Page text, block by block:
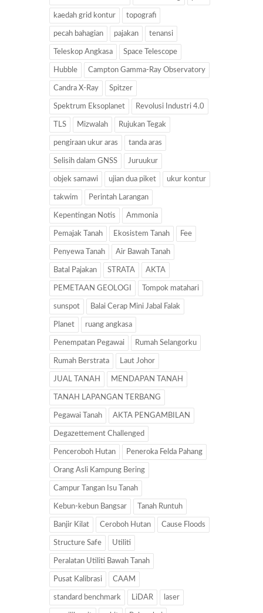
kaedah grid kontur topografi
pecah bahagian pajakan tenansi
Teleskop Angkasa Space Telescope
Hubble Campton Gamma-Ray Observatory
Candra X-Ray Spitzer
Spektrum Eksoplanet Revolusi Industri 4.0
TLS Mizwalah Rujukan Tegak
pengiraan ukur aras tanda aras
Selisih dalam GNSS Juruukur
objek samawi ujian dua piket ukur kontur
takwim Perintah Larangan
Kepentingan Notis Ammonia
Pemajak Tanah Ekosistem Tanah Fee
Penyewa Tanah Air Bawah Tanah
Batal Pajakan STRATA AKTA
PEMETAAN GEOLOGI Tompok matahari
sunspot Balai Cerap Mini Jabal Falak
Planet ruang angkasa
Penempatan Pegawai Rumah Selangorku
Rumah Berstrata Laut Johor
JUAL TANAH MENDAPAN TANAH
TANAH LAPANGAN TERBANG
Pegawai Tanah AKTA PENGAMBILAN
Degazettement Challenged
Penceroboh Hutan Peneroka Felda Pahang
Orang Asli Kampung Bering
Campur Tangan Isu Tanah
Kebun-kebun Bangsar Tanah Runtuh
Banjir Kilat Ceroboh Hutan Cause Floods
Structure Safe Utiliti
Peralatan Utiliti Bawah Tanah
Pusat Kalibrasi CAAM
standard benchmark LiDAR laser